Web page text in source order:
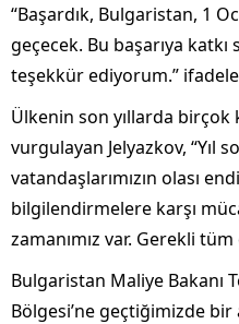
“Başardık, Bulgaristan, 1
geçecek. Bu başarıya
teşekkür ediyorum.”
Ülkenin son yıllarda
vurgulayan Jelyazkov, “Yıl
vatandaşlarımızın olası
bilgilendirmelere karşı
zamanımız var. Gerekli
Bulgaristan Maliye Bakanı
Bölgesi’ne geçtiğimizde